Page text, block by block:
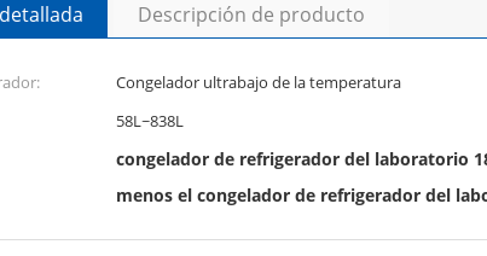
Descripción de producto
Congelador ultrabajo de la temperatura
58L~838L
congelador de refrigerador del laboratorio
menos el congelador de refrigerador del